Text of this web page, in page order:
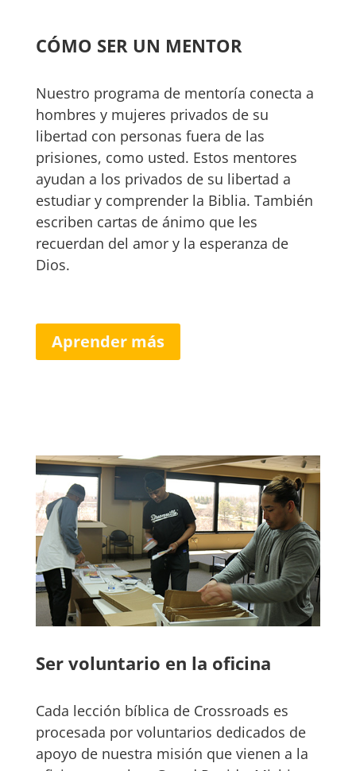
CÓMO SER UN MENTOR
Nuestro programa de mentoría conecta a
hombres y mujeres privados de su
libertad con personas fuera de las
prisiones, como usted. Estos mentores
ayudan a los privados de su libertad a
estudiar y comprender la Biblia. También
escriben cartas de ánimo que les
recuerdan del amor y la esperanza de
Dios.
Aprender más
Ser voluntario en la oficina
Cada lección bíblica de Crossroads es
procesada por voluntarios dedicados de
apoyo de nuestra misión que vienen a la